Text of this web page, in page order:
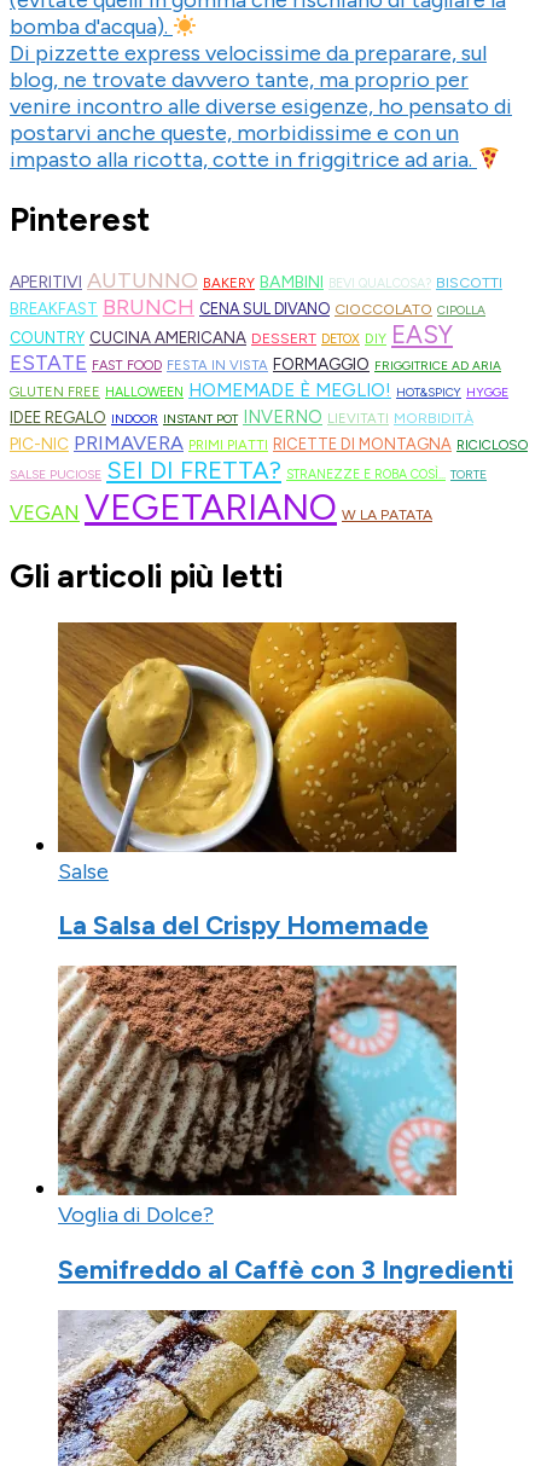
bomba d'acqua).
Di pizzette express velocissime da preparare, sul
blog, ne trovate davvero tante, ma proprio per
venire incontro alle diverse esigenze, ho pensato di
postarvi anche queste, morbidissime e con un
impasto alla ricotta, cotte in friggitrice ad aria.
Pinterest
APERITIVI AUTUNNO BAKERY BAMBINI BEVI QUALCOSA? BISCOTTI
BREAKFAST BRUNCH CENA SUL DIVANO CIOCCOLATO CIPOLLA
COUNTRY CUCINA AMERICANA DESSERT DETOX DIY EASY
ESTATE FAST FOOD FESTA IN VISTA FORMAGGIO FRIGGITRICE AD ARIA
GLUTEN FREE HALLOWEEN HOMEMADE È MEGLIO! HOT&SPICY HYGGE
IDEE REGALO INDOOR INSTANT POT INVERNO LIEVITATI MORBIDITÀ
PIC-NIC PRIMAVERA PRIMI PIATTI RICETTE DI MONTAGNA RICICLOSO
SALSE PUCIOSE SEI DI FRETTA? STRANEZZE E ROBA COSÌ... TORTE
VEGAN VEGETARIANO W LA PATATA
Gli articoli più letti
Salse
La Salsa del Crispy Homemade
Voglia di Dolce?
Semifreddo al Caffè con 3 Ingredienti